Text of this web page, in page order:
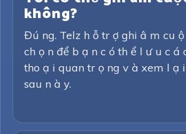
không?
Đú ng. Telz h ỗ tr ợ ghi â m cu
ch ọ n để b ạ n c ó th ể l ư u c á
tho ạ i quan tr ọ ng v à xem l ạ
sau n à y.